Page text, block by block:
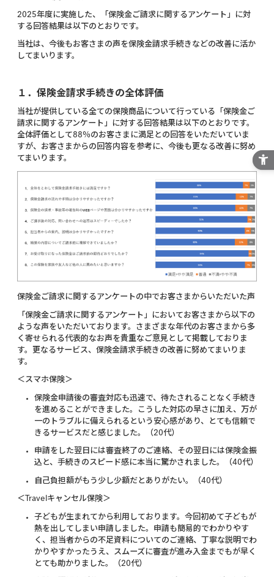
2025年度に実施した、「保険金ご請求に関するアンケート」に対
する回答結果は以下のとおりです。
当社は、今後もお客さまの声を保険金請求手続きなどの改善に活か
してまいります。
１．保険金請求手続きの全体評価
当社が提供している全ての保険商品について行っている「保険金ご
請求に関するアンケート」に対する回答結果は以下のとおりです。
全体評価として88％のお客さまに満足との回答をいただいていま
すが、お客さまからの回答内容を参考に、今後も更なる改善に努め
てまいります。
保険金ご請求に関するアンケートの中でお客さまからいただいた声
「保険金ご請求に関するアンケート」においてお客さまから以下の
ような声をいただいております。さまざまな年代のお客さまから多
く寄せられる代表的なお声を貴重なご意見として掲載しておりま
す。更なるサービス、保険金請求手続きの改善に努めてまいりま
す。
＜スマホ保険＞
保険金申請後の審査対応も迅速で、待たされることなく手続き
を進めることができました。こうした対応の早さに加え、万が
一のトラブルに備えられるという安心感があり、とても信頼で
きるサービスだと感じました。（20代）
申請をした翌日には審査終了のご連絡、その翌日には保険金振
込と、手続きのスピード感に本当に驚かされました。（40代）
自己負担額がもう少し少額だとありがたい。（40代）
＜Travelキャンセル保険＞
子どもが生まれてから利用しております。今回初めて子どもが
熱を出してしまい申請しました。申請も簡易的でわかりやす
く、担当者からの不足資料についてのご連絡、丁寧な説明でわ
かりやすかったうえ、スムーズに審査が進み入金までもが早く
とても助かりました。（20代）